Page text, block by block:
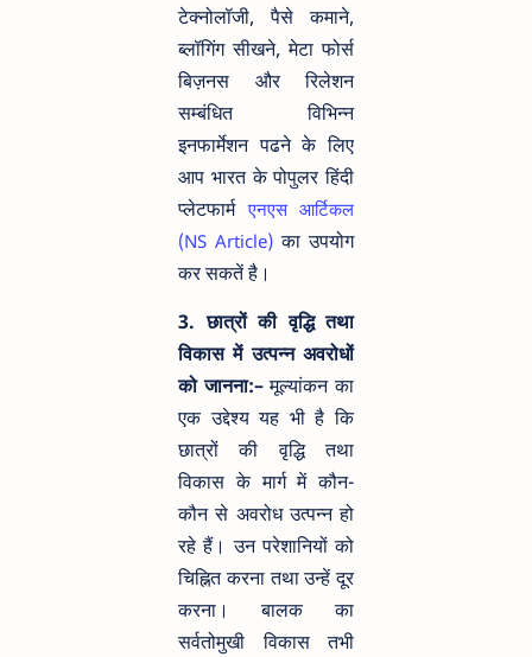
टेक्नोलॉजी, पैसे कमाने,
ब्लॉगिंग सीखने, मेटा फोर्स
बिज़नस और रिलेशन
सम्बंधित विभिन्न
इनफार्मेशन पढने के लिए
आप भारत के पोपुलर हिंदी
प्लेटफार्मएनएस आर्टिकल
(NS Article) का उपयोग
कर सकतें है।
3. छात्रों की वृद्धि तथा
विकास में उत्पन्न अवरोधों
को जानना:–मूल्यांकन का
एक उद्देश्य यह भी है कि
छात्रों की वृद्धि तथा
विकास के मार्ग में कौन-
कौन से अवरोध उत्पन्न हो
रहे हैं। उन परेशानियों को
चिह्नित करना तथा उन्हें दूर
करना। बालक का
सर्वतोमुखी विकास तभी